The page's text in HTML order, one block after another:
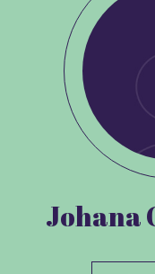
Johana